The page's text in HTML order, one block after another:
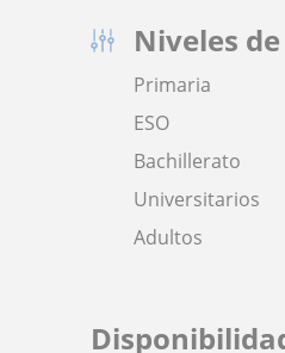
Niveles
Primaria
ESO
Bachillerato
Universitarios
Adultos